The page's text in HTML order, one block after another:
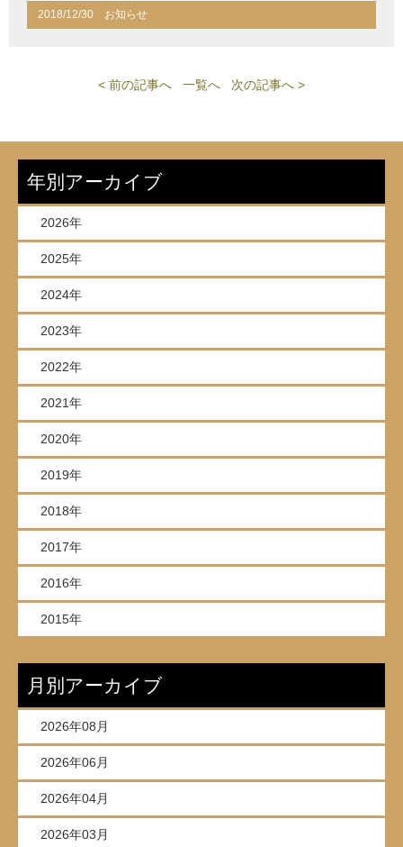
2018/12/30 お知らせ
< 前の記事へ 一覧へ 次の記事へ >
年別アーカイブ
2026年
2025年
2024年
2023年
2022年
2021年
2020年
2019年
2018年
2017年
2016年
2015年
月別アーカイブ
2026年08月
2026年06月
2026年04月
2026年03月